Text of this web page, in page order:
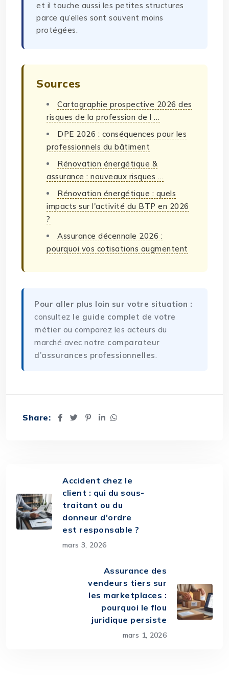
et il touche aussi les petites structures
parce qu’elles sont souvent moins
protégées.
Sources
Cartographie prospective 2026 des
risques de la profession de l …
DPE 2026 : conséquences pour les
professionnels du bâtiment
Rénovation énergétique &
assurance : nouveaux risques …
Rénovation énergétique : quels
impacts sur l'activité du BTP en 2026
?
Assurance décennale 2026 :
pourquoi vos cotisations augmentent
Pour aller plus loin sur votre situation :
consultez le guide complet de votre
métier ou comparez les acteurs du
marché avec notre comparateur
d’assurances professionnelles.
Share:
Accident chez le
client : qui du sous-
traitant ou du
donneur d'ordre
est responsable ?
mars 3, 2026
Assurance des
vendeurs tiers sur
les marketplaces :
pourquoi le flou
juridique persiste
mars 1, 2026